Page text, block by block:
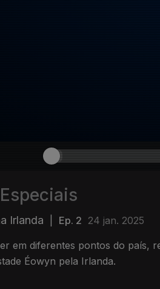
Irlanda Ep. 2 24 jan. 2025
em diferentes pontos do país,
Éowyn pela Irlanda.